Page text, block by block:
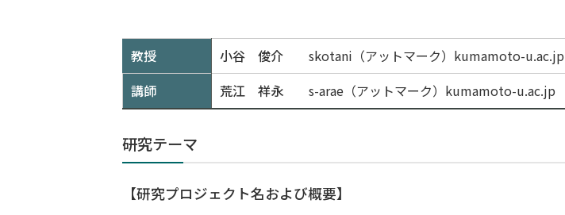
教授 小谷 俊介
skotani（アットマーク）kumamoto-u.ac.jp
講師
荒江 祥永 s-arae（アットマーク）kumamoto-u.ac.jp
研究テーマ
【研究プロジェクト名および概要】